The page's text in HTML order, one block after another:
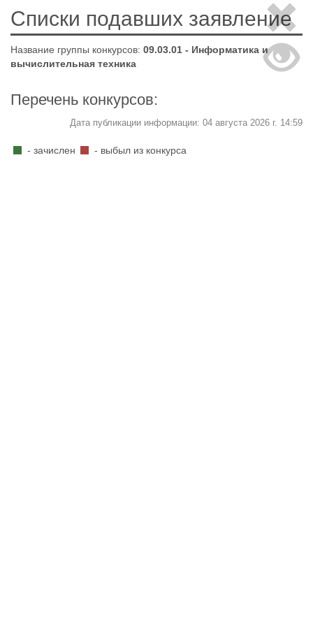
Списки подавших заявление
Название группы конкурсов: 09.03.01 - Информатика и
вычислительная техника
Перечень конкурсов:
Дата публикации информации: 04 августа 2026 г. 14:59
- зачислен - выбыл из конкурса